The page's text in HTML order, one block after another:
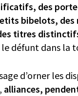
des
bibelots, des
titres
défunt dans la
d’orner les
, alliances,